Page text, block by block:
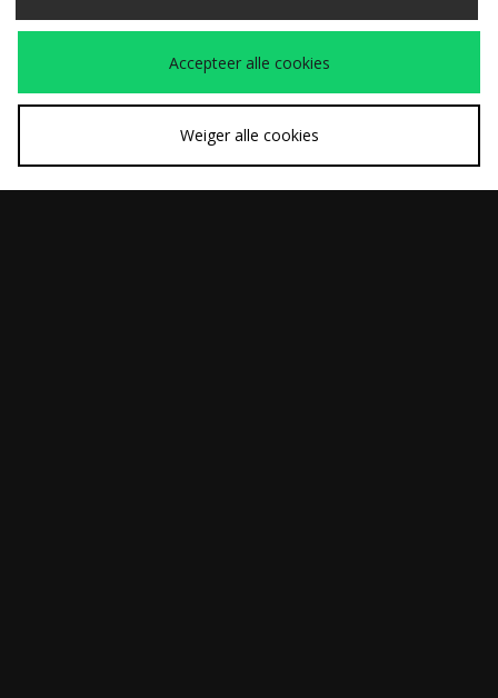
Shorts
Cord Short
Accepteer alle cookies
Weiger alle cookies